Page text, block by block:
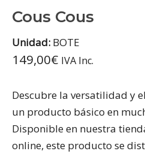
Cous Cous
Unidad: BOTE
149,00€ IVA Inc.
Descubre la versatilidad y
un producto básico en
Disponible en nuestra
online, este producto se